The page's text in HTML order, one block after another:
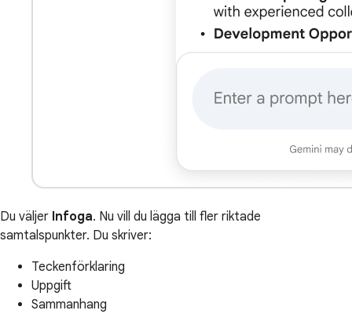
Du väljer Infoga. Nu vill du lägga till fler riktade
samtalspunkter. Du skriver:
Teckenförklaring
Uppgift
Sammanhang